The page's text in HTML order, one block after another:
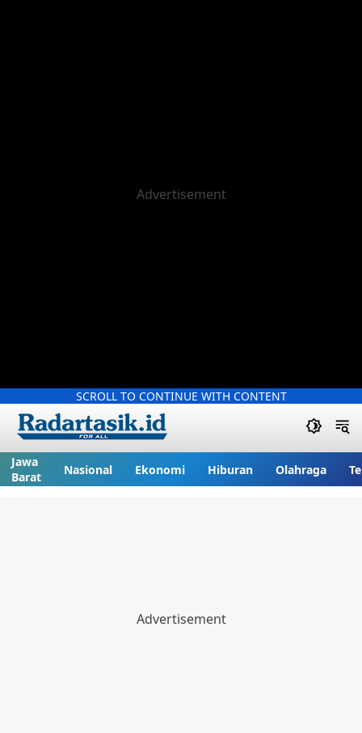
SCROLL TO CONTINUE WITH CONTENT
Jawa
Barat
Nasional Ekonomi Hiburan Olahraga